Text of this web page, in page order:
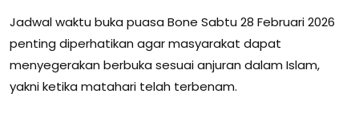
Jadwal waktu buka puasa Bone Sabtu 28 Februari 2026
penting diperhatikan agar masyarakat dapat
menyegerakan berbuka sesuai anjuran dalam Islam,
yakni ketika matahari telah terbenam.